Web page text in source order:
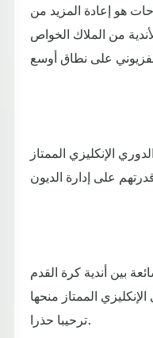
هو إعادة المزيد من
من الملاك الخواص
الإنكليزي الممتاز
بين أندية كرة القدم
الممتاز منحها
ترحيبا حذرا.